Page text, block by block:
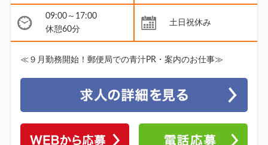
09:00～17:00
休憩60分
土日祝休み
≪９月勤務開始！郵便局での青汁PR・案内のお仕事≫